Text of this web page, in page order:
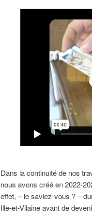
Dans la continuité de nos
nous avons créé en 2022-
effet, – le saviez-vous ? –
Ille-et-Vilaine avant de